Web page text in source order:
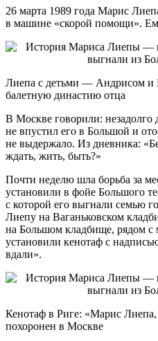
26 марта 1989 года Марис
в машине «скорой помощи».
Лиепа с детьми — Андрисом и
балетную династию отца
В Москве говорили: незадолго
не впустил его в Большой и
не выдержало. Из дневника:
ждать, жить, быть?»
Почти неделю шла борьба за
установили в фойе Большого
с которой его выгнали семью
Лиепу на Ваганьковском
на Большом кладбище, рядом с
установили кенотаф с
вдали».
Кенотаф в Риге: «Марис
похоронен в Москве